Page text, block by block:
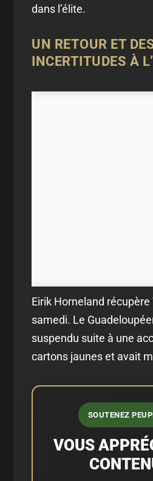
dans l’élite.
UN RETOUR ET
INCERTITUDES À
Eirik Horneland
samedi. Le
suspendu suite à une
cartons jaunes et avait
SOUTENEZ
VOUS